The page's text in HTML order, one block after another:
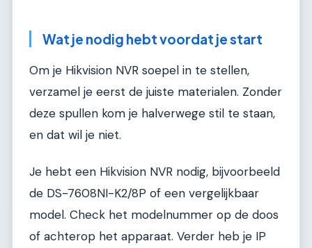
Wat je nodig hebt voordat je start
Om je Hikvision NVR soepel in te stellen,
verzamel je eerst de juiste materialen. Zonder
deze spullen kom je halverwege stil te staan,
en dat wil je niet.
Je hebt een Hikvision NVR nodig, bijvoorbeeld
de DS-7608NI-K2/8P of een vergelijkbaar
model. Check het modelnummer op de doos
of achterop het apparaat. Verder heb je IP